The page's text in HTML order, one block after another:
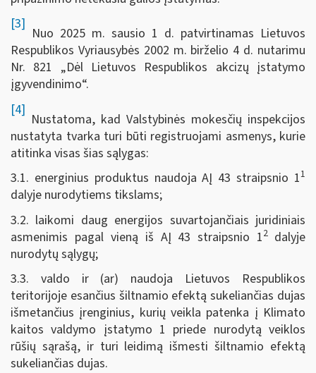
[3]
Nuo 2025 m. sausio 1 d. patvirtinamas Lietuvos
Respublikos Vyriausybės 2002 m. birželio 4 d. nutarimu
Nr. 821 „Dėl Lietuvos Respublikos akcizų įstatymo
įgyvendinimo“.
[4]
Nustatoma, kad Valstybinės mokesčių inspekcijos
nustatyta tvarka turi būti registruojami asmenys, kurie
atitinka visas šias sąlygas:
3.1. energinius produktus naudoja AĮ 43 straipsnio 11
dalyje nurodytiems tikslams;
3.2. laikomi daug energijos suvartojančiais juridiniais
asmenimis pagal vieną iš AĮ 43 straipsnio 12 dalyje
nurodytų sąlygų;
3.3. valdo ir (ar) naudoja Lietuvos Respublikos
teritorijoje esančius šiltnamio efektą sukeliančias dujas
išmetančius įrenginius, kurių veikla patenka į Klimato
kaitos valdymo įstatymo 1 priede nurodytą veiklos
rūšių sąrašą, ir turi leidimą išmesti šiltnamio efektą
sukeliančias dujas.